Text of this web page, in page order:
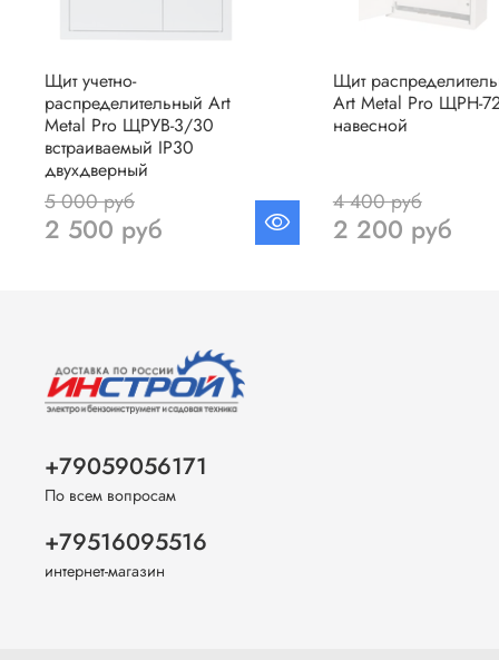
Щит учетно-
распределительный Art
Metal Pro ЩРУВ-3/30
встраиваемый IP30
двухдверный
5 000 руб
2 500 руб
Щит
Art Metal Pro ЩРН-
навесной
4 400 руб
2 200 руб
+79059056171
По всем вопросам
+79516095516
интернет-магазин